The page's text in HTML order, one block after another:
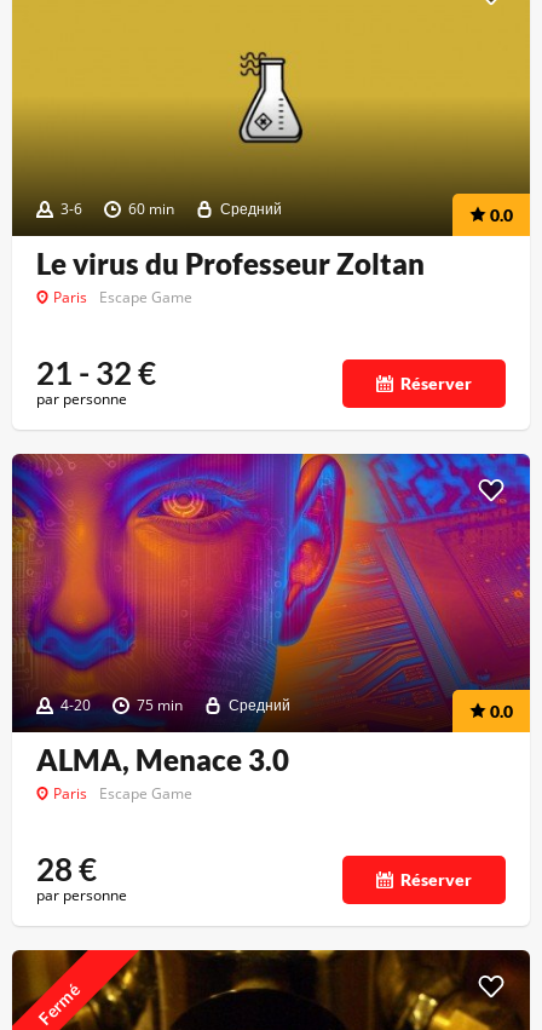
3-6 60 min Средний 0.0
Le virus du Professeur Zoltan
Paris Escape Game
21 - 32€
par personne
Réserver
4-20 75 min Средний 0.0
ALMA, Menace 3.0
Paris Escape Game
28€
par personne
Réserver
Fermé